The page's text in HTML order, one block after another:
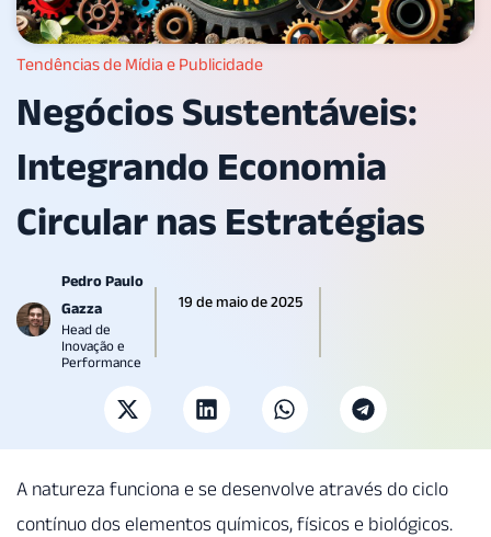
Tendências de Mídia e Publicidade
Negócios Sustentáveis:
Integrando Economia
Circular nas Estratégias
Pedro Paulo
Gazza
Head de
Inovação e
Performance
19 de maio de 2025
A natureza funciona e se desenvolve através do ciclo
contínuo dos elementos químicos, físicos e biológicos.